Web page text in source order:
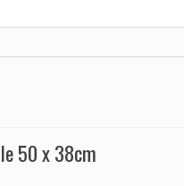
50 x 38cm